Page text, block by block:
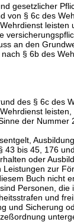
gesetzlicher
von § 6c des
leisten
an den
§ 6b des
des § 6c des
leisten,
der Nummer
43 bis 45, 176
oder
Leistungen zur
Buch nicht
Personen, die
und
und Sicherung